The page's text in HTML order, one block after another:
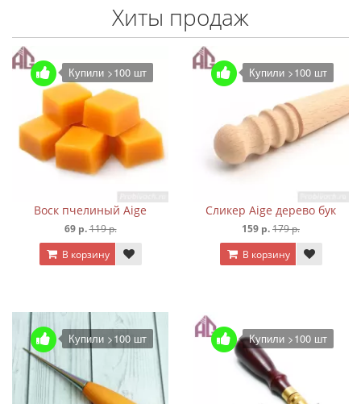
Хиты продаж
Купили >100 шт
Воск пчелиный Aige
69 р.119 р.
В корзину
Купили >100 шт
Сликер Aige дерево бук
159 р.179 р.
В корзину
Купили >100 шт Купили >100 шт